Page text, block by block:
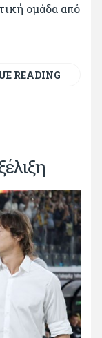
ομάδα από
READING